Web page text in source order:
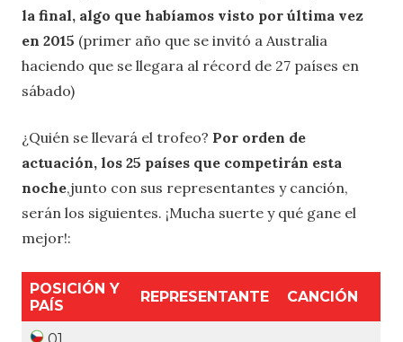
la final, algo que habíamos visto por última vez
en 2015 (primer año que se invitó a Australia
haciendo que se llegara al récord de 27 países en
sábado)
¿Quién se llevará el trofeo? Por orden de
actuación, los 25 países que competirán esta
noche,junto con sus representantes y canción,
serán los siguientes. ¡Mucha suerte y qué gane el
mejor!:
POSICIÓN Y
PAÍS
REPRESENTANTE CANCIÓN